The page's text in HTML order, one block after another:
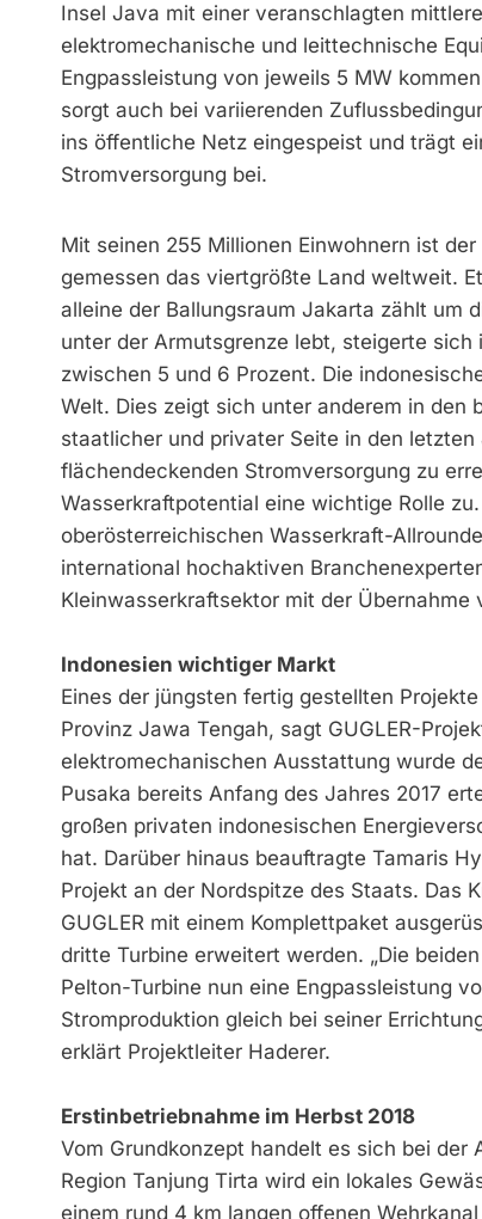
Insel Java mit einer veranschlagten
elektromechanische und leittechnische
Engpassleistung von jeweils 5 MW
sorgt auch bei variierenden
ins öffentliche Netz eingespeist und trägt
Stromversorgung bei.
Mit seinen 255 Millionen Einwohnern ist
gemessen das viertgrößte Land weltweit.
alleine der Ballungsraum Jakarta zählt um
unter der Armutsgrenze lebt, steigerte
zwischen 5 und 6 Prozent. Die
Welt. Dies zeigt sich unter anderem in
staatlicher und privater Seite in den
flächendeckenden Stromversorgung zu
Wasserkraftpotential eine wichtige Rolle
oberösterreichischen Wasserkraft-
international hochaktiven
Kleinwasserkraftsektor mit der
Indonesien wichtiger Markt
Eines der jüngsten fertig gestellten
Provinz Jawa Tengah, sagt GUGLER-
elektromechanischen Ausstattung wurde
Pusaka bereits Anfang des Jahres 2017
großen privaten indonesischen
hat. Darüber hinaus beauftragte Tamaris
Projekt an der Nordspitze des Staats. Das
GUGLER mit einem Komplettpaket
dritte Turbine erweitert werden. „Die
Pelton-Turbine nun eine Engpassleistung
Stromproduktion gleich bei seiner
erklärt Projektleiter Haderer.
Erstinbetriebnahme im Herbst 2018
Vom Grundkonzept handelt es sich bei
Region Tanjung Tirta wird ein lokales
einem rund 4 km langen offenen